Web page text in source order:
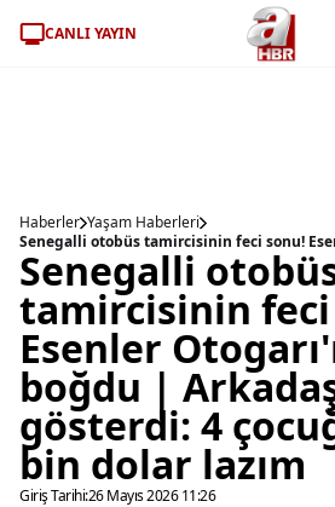
CANLI YAYIN
Haberler Yaşam Haberleri
Senegalli
tamircisinin
Esenler
boğdu |
gösterdi: 4
bin dolar lazım
Giriş Tarihi:26 Mayıs 2026 11:26